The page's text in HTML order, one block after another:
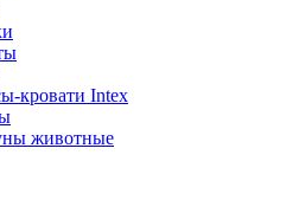
кровати Intex
животные